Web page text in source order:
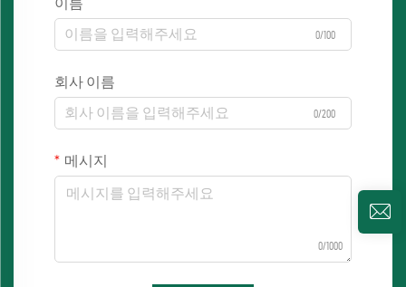
이름
0/100
회사 이름
0/200
메시지
0/1000